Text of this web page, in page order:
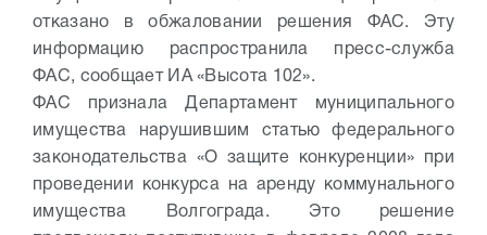
отказано в обжаловании решения ФАС. Эту
информацию распространила пресс-служба
ФАС, сообщает ИА «Высота 102».
ФАС признала Департамент муниципального
имущества нарушившим статью федерального
законодательства «О защите конкуренции» при
проведении конкурса на аренду коммунального
имущества Волгограда. Это решение